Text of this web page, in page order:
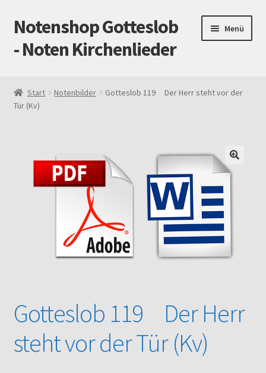
Zur
Navigation
springen
Zum
Inhalt
springen
Notenshop Gotteslob
- Noten Kirchenlieder
Menü
AGB
Cookie-Richtlinie (EU)
Gotteslob alt / neu
Start Notenbilder
Gotteslob 119 Der Herr steht vor der
Tür (Kv)
Gotteslob 119 Der Herr
steht vor der Tür (Kv)